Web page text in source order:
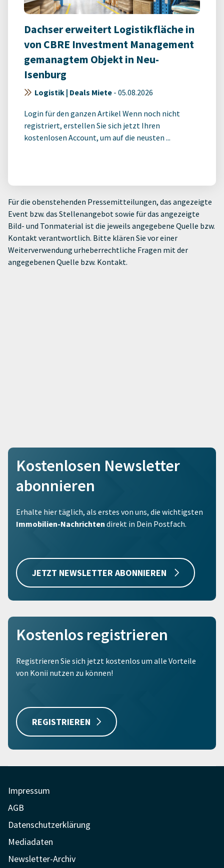
Dachser erweitert Logistikfläche in
von CBRE Investment Management
gemanagtem Objekt in Neu-
Isenburg
Logistik | Deals Miete - 05.08.2026
Login für den ganzen Artikel Wenn noch nicht
registriert, erstellen Sie sich jetzt Ihren
kostenlosen Account, um auf die neusten ...
Für die obenstehenden Pressemitteilungen, das angezeigte
Event bzw. das Stellenangebot sowie für das angezeigte
Bild- und Tonmaterial ist die jeweils angegebene Quelle bzw.
Kontakt verantwortlich. Bitte klären Sie vor einer
Weiterverwendung urheberrechtliche Fragen mit der
angegebenen Quelle bzw. Kontakt.
Kostenlosen Newsletter
abonnieren
Erhalte hier täglich, als erstes von uns, die wichtigsten
Immobilien-Nachrichten direkt in Dein Postfach.
JETZT NEWSLETTER ABONNIEREN
Kostenlos registrieren
Registrieren Sie sich jetzt kostenlos um alle Vorteile
von Konii nutzen zu können!
REGISTRIEREN
Impressum
AGB
Datenschutzerklärung
Mediadaten
Newsletter-Archiv